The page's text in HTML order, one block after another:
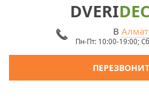
DVERI
В
Пн-Пт: 10:00-19:00;